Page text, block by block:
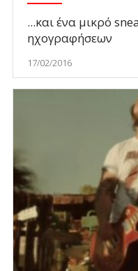
...και ένα μικρό
ηχογραφήσεων
17/02/2016